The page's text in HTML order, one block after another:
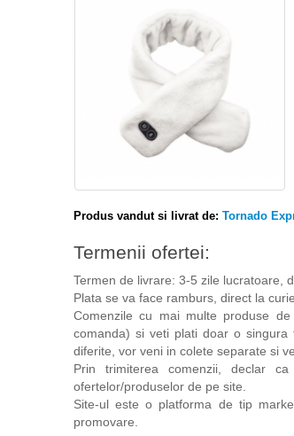
Produs vandut si livrat de: Tornado
Termenii ofertei:
Termen de livrare: 3-5 zile lucratoare,
Plata se va face ramburs, direct la
Comenzile cu mai multe produse
comanda) si veti plati doar o singura
diferite, vor veni in colete separate si
Prin trimiterea comenzii, declar
ofertelor/produselor de pe site.
Site-ul este o platforma de tip
promovare.